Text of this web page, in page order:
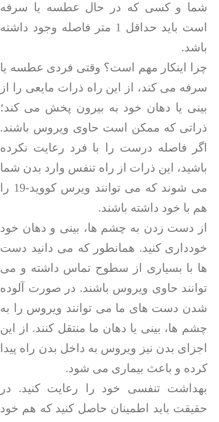
شما و کسی که در حال عطسه یا سرفه
است باید حداقل 1 متر فاصله وجود داشته
باشد.
چرا اینکار مهم است؟ وقتی فردی عطسه یا
سرفه می کند، از این راه ذرات مایعی را از
بینی یا دهان خود به بیرون پخش می کند؛
ذراتی که ممکن است حاوی ویروس باشند.
اگر فاصله درست را با فرد رعایت نکرده
باشید، این ذرات از راه تنفس وارد بدن شما
می شوند که می توانند ویرس کووید-19 را
هم با خود داشته باشند.
از دست زدن به چشم ها، بینی و دهان خود
خودداری کنید. همانطور که می دانید دست
ها با بسیاری از سطوح تماس داشته و می
توانند حاوی ویروس باشند. در صورت آلوده
شدن دست های ما می توانند ویروس را به
چشم ها، بینی یا دهان ما منتقل کنند. از این
اجزای بدن نیز ویروس به داخل بدن راه پیدا
کرده و باعث بیماری می شود.
بهداشت تنفسی خود را رعایت کنید. در
حقیقت باید اطمینان حاصل کنید که هم خود